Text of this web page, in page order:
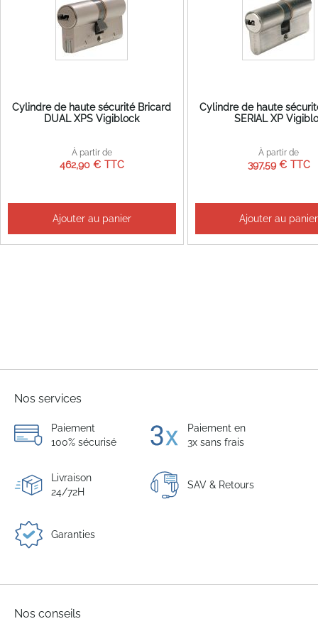
Cylindre de haute sécurité Bricard
DUAL XPS Vigiblock
À partir de
462,90 €
Ajouter au panier
Cylindre de haute
SERIAL XP
À partir de
397,59 €
Ajouter au panier
Nos services
Paiement
100% sécurisé
Paiement en
3x sans frais
Livraison
24/72H
SAV & Retours
Garanties
Nos conseils